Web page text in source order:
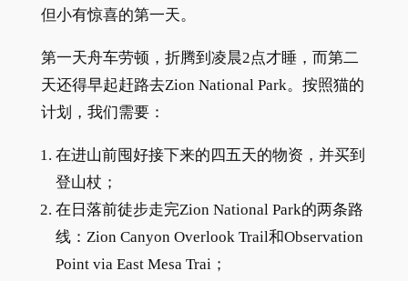
但小有惊喜的第一天。
第一天舟车劳顿，折腾到凌晨2点才睡，而第二
天还得早起赶路去Zion National Park。按照猫的
计划，我们需要：
在进山前囤好接下来的四五天的物资，并买到
登山杖；
在日落前徒步走完Zion National Park的两条路
线：Zion Canyon Overlook Trail和Observation
Point via East Mesa Trai；